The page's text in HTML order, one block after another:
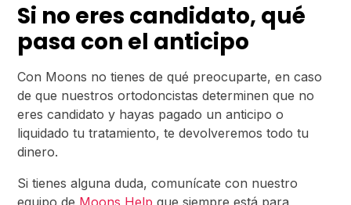
Si no eres candidato, qué
pasa con el anticipo
Con Moons no tienes de qué preocuparte, en caso
de que nuestros ortodoncistas determinen que no
eres candidato y hayas pagado un anticipo o
liquidado tu tratamiento, te devolveremos todo tu
dinero.
Si tienes alguna duda, comunícate con nuestro
equipo de Moons Help que siempre está para